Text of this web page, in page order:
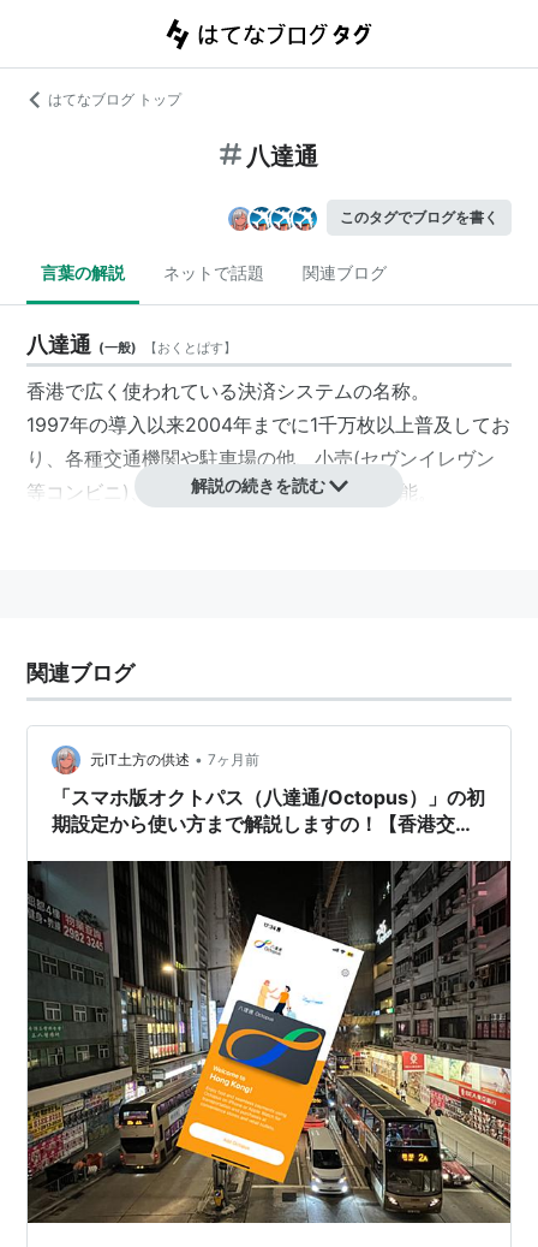
はてなブログ トップ
八達通
このタグでブログを書く
言葉の解説 ネットで話題 関連ブログ
八達通 (一般) 【おくとぱす】
香港で広く使われている決済システムの名称。
1997年の導入以来2004年までに1千万枚以上普及してお
り、各種交通機関や駐車場の他、小売(セヴンイレヴン
等コンビニ)、自販機、学校などでも使用可能。
パスカードと呼ばれるRFIDモジュールで、カード型以外
にも腕時計やnokia製ケータイ電話、hp製懐中時計な
ど、身に付け易い機器にも搭載されている
非接触読み取りと単純な手続きの個人認証のsmart-
cardと呼ばれる決済の取り組みとしては世界一成功して
いると言えよう
語源は中国語の”四通八達”(交通が便利になること)から
か？
解説の続きを読む
関連ブログ
元IT土方の供述 • 7ヶ月前
「スマホ版オクトパス（八達通/Octopus）」の初
期設定から使い方まで解説しますの！【香港交通